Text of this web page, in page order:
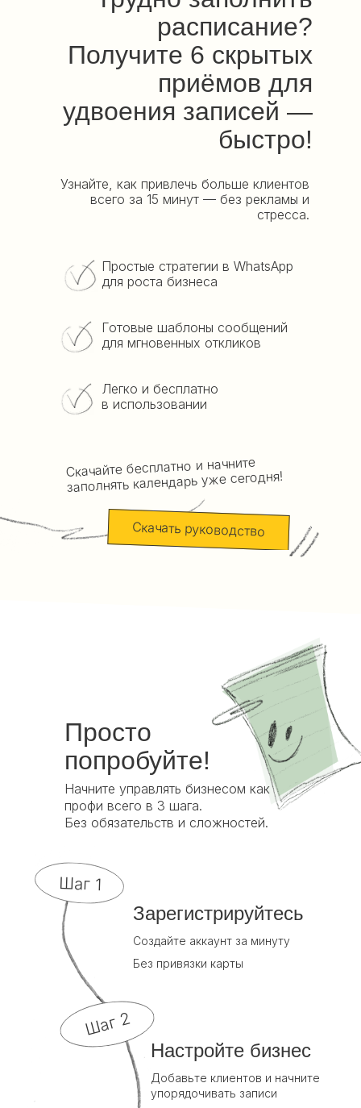
расписание?
Получите 6 скрытых
приёмов для
удвоения записей —
быстро!
Узнайте, как привлечь больше клиентов
всего за 15 минут — без рекламы и
стресса.
Простые стратегии в WhatsApp
для роста бизнеса
Готовые шаблоны сообщений
для мгновенных откликов
Легко и бесплатно
в использовании
Скачайте бесплатно и начните
заполнять календарь уже сегодня!
Скачать руководство
Просто
попробуйте!
Начните управлять бизнесом как
профи всего в 3 шага.
Без обязательств и сложностей.
Шаг 1
Шаг 2
Зарегистрируйтесь
Без привязки карты
Создайте аккаунт за минуту
Настройте бизнес
Добавьте клиентов и начните
упорядочивать записи